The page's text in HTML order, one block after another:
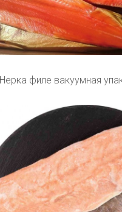
Нерка филе вакуумная